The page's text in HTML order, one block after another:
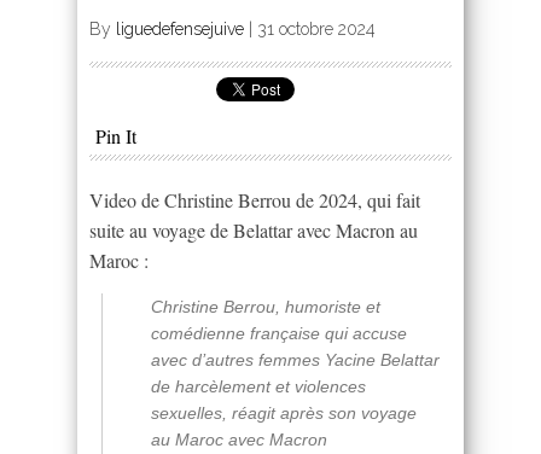
By liguedefensejuive 31 octobre 2024
Pin It
Video de Christine Berrou de 2024, qui fait
suite au voyage de Belattar avec Macron au
Maroc :
Christine Berrou, humoriste et
comédienne française qui accuse
avec d’autres femmes Yacine Belattar
de harcèlement et violences
sexuelles, réagit après son voyage
au Maroc avec Macron